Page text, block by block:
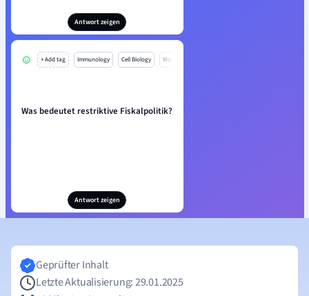
Antwort zeigen
+ Add tag Immunology Cell Biology Mo
Was bedeutet restriktive Fiskalpolitik?
Antwort zeigen
Geprüfter Inhalt
Letzte Aktualisierung: 29.01.2025